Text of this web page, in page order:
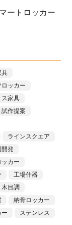
ートロッカー
具
ロッカー
ス家具
試作提案
ラインスクエア
開発
カー
工場什器
木目調
納骨ロッカー
ー
ステンレス